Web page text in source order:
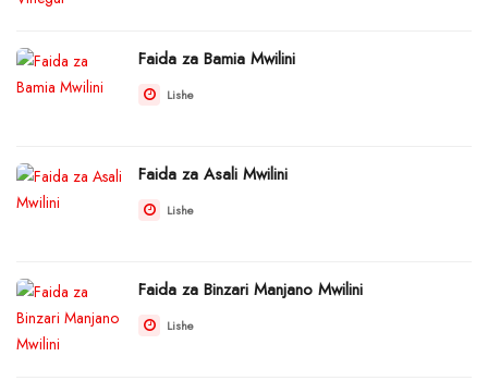
Faida za Bamia Mwilini
Lishe
Faida za Asali Mwilini
Lishe
Faida za Binzari Manjano Mwilini
Lishe